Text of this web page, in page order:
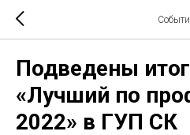
Подведены
«Лучший по
2022» в ГУП СК